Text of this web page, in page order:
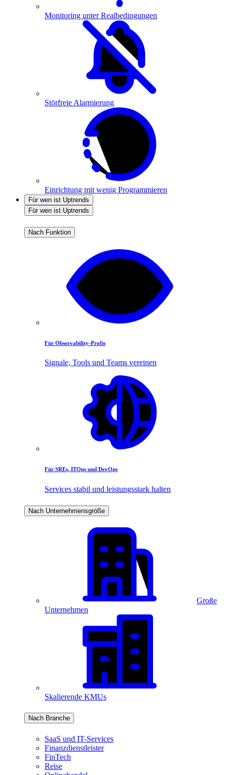
Monitoring unter Realbedingungen
Störfreie Alarmierung
Einrichtung mit wenig Programmieren
Für wen ist Uptrends
Für wen ist Uptrends
Nach Funktion
Für Observability-Profis
Signale, Tools und Teams vereinen
Für SREs, ITOps und DevOps
Services stabil und leistungsstark halten
Nach Unternehmensgröße
Große
Unternehmen
Skalierende KMUs
Nach Branche
SaaS und IT-Services
Finanzdienstleister
FinTech
Reise